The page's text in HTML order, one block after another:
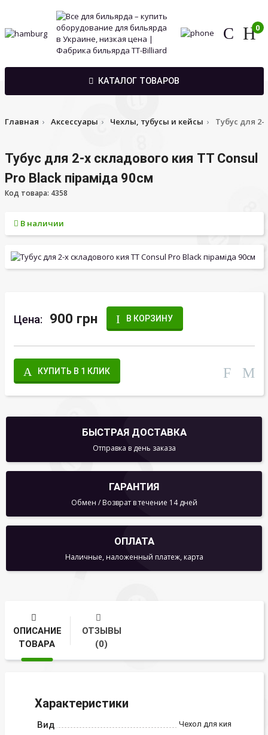
0
КАТАЛОГ ТОВАРОВ
Главная Аксессуары Чехлы, тубусы и кейсы Тубус для 2-
Тубус для 2-х складового кия TT Consul
Pro Black піраміда 90см
Код товара: 4358
В наличии
Цена: 900 грн В КОРЗИНУ
КУПИТЬ В 1 КЛИК
БЫСТРАЯ ДОСТАВКА
Отправка в день заказа
ГАРАНТИЯ
Обмен / Возврат в течение 14 дней
ОПЛАТА
Наличные, наложенный платеж, карта
ОПИСАНИЕ
ТОВАРА
ОТЗЫВЫ
(0)
Характеристики
Вид Чехол для кия